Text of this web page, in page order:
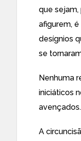
que sejam,
afigurem,
desígnios
se
Nenhuma
iniciáticos
avençados.
A